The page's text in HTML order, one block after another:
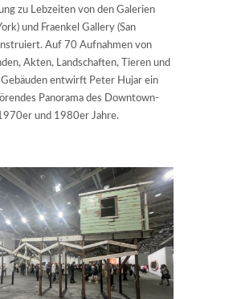
zu Lebzeiten von den Galerien
und Fraenkel Gallery (San
Auf 70 Aufnahmen von
Akten, Landschaften, Tieren und
entwirft Peter Hujar ein
Panorama des Downtown-
und 1980er Jahre.